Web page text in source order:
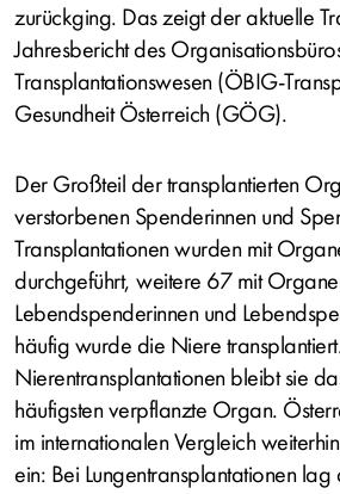
zurückging. Das zeigt der aktuelle
Jahresbericht des
Transplantationswesen (ÖBIG-
Gesundheit Österreich (GÖG).
Der Großteil der transplantierten
verstorbenen Spenderinnen und
Transplantationen wurden mit
durchgeführt, weitere 67 mit
Lebendspenderinnen und
häufig wurde die Niere
Nierentransplantationen bleibt sie
häufigsten verpflanzte Organ.
im internationalen Vergleich
ein: Bei Lungentransplantationen lag